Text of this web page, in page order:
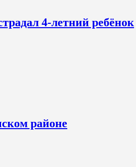
4-летний ребёнок
районе